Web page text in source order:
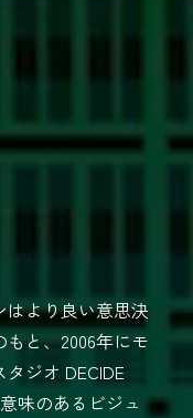
より良い意思決
と、2006年にモ
ジオ DECIDE
味のあるビジュ